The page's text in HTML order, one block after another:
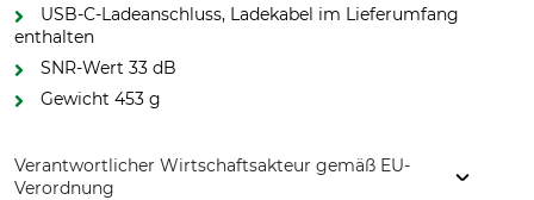
USB-C-Ladeanschluss, Ladekabel im Lieferumfang
enthalten
SNR-Wert 33 dB
Gewicht 453 g
Verantwortlicher Wirtschaftsakteur gemäß EU-
Verordnung